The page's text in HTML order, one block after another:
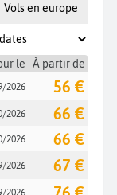
Vols en europe
le À partir de
2026 56 €
2026 66 €
2026 66 €
2026 67 €
2026